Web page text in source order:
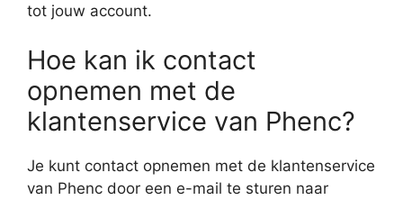
tot jouw account.
Hoe kan ik contact
opnemen met de
klantenservice van Phenc?
Je kunt contact opnemen met de klantenservice
van Phenc door een e-mail te sturen naar